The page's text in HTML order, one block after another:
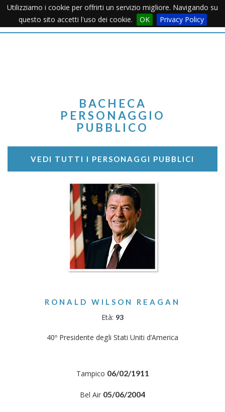
Utilizziamo i cookie per offrirti un servizio migliore. Navigando su
questo sito accetti l'uso dei cookie.
OK Privacy PolicyMenu
BACHECA
PERSONAGGIO
PUBBLICO
VEDI TUTTI I PERSONAGGI PUBBLICI
RONALD WILSON REAGAN
Età: 93
40º Presidente degli Stati Uniti d’America
Tampico 06/02/1911
Bel Air 05/06/2004